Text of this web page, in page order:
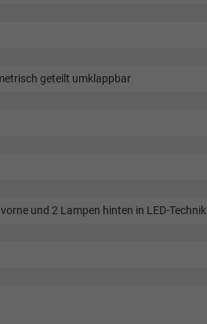
geteilt umklappbar
und 2 Lampen hinten in LED-Technik